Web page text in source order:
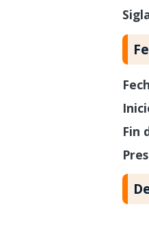
Fin